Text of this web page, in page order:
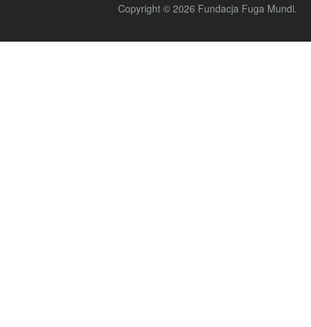
Copyright © 2026 Fundacja Fuga Mundi.